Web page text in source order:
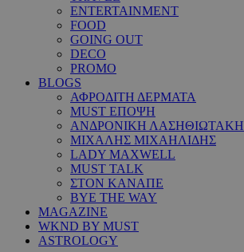
ENTERTAINMENT
FOOD
GOING OUT
DECO
PROMO
BLOGS
ΑΦΡΟΔΙΤΗ ΔΕΡΜΑΤΑ
MUST ΕΠΟΨΗ
ΑΝΔΡΟΝΙΚΗ ΛΑΣΗΘΙΩΤΑΚΗ
ΜΙΧΑΛΗΣ ΜΙΧΑΗΛΙΔΗΣ
LADY MAXWELL
MUST TALK
ΣΤΟΝ ΚΑΝΑΠΕ
BYE THE WAY
MAGAZINE
WKND BY MUST
ASTROLOGY